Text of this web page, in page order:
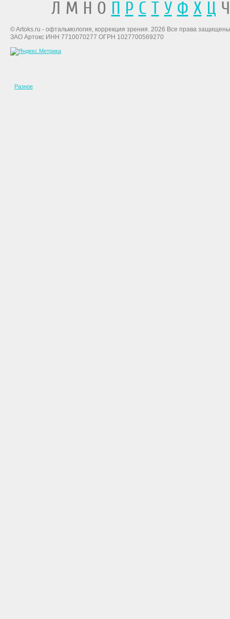
Л М Н О П Р С Т У Ф Х Ц
© Artoks.ru - офтальмология, коррекция зрения. 2026 Все права
ЗАО Артокс ИНН 7710070277 ОГРН 1027700569270
Разное